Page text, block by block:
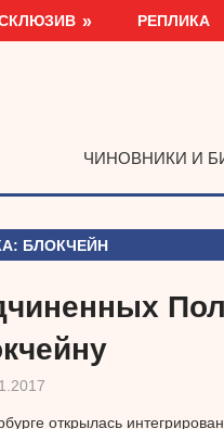
РЕПЛИКА
ЧИНОВНИКИ И
БЛОКЧЕЙН
открылась